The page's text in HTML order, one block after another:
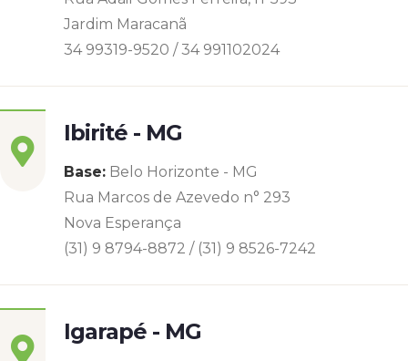
Jardim Maracanã
34 99319-9520 / 34 991102024
Ibirité - MG
Base: Belo Horizonte - MG
Rua Marcos de Azevedo n° 293
Nova Esperança
(31) 9 8794-8872 / (31) 9 8526-7242
Igarapé - MG